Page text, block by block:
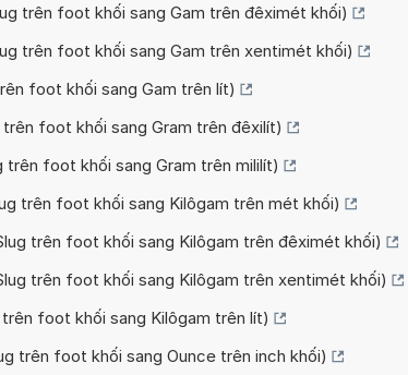
trên foot khối sang Gam trên đêximét khối)
trên foot khối sang Gam trên xentimét khối)
foot khối sang Gam trên lít)
foot khối sang Gram trên đêxilít)
foot khối sang Gram trên mililít)
trên foot khối sang Kilôgam trên mét khối)
trên foot khối sang Kilôgam trên đêximét khối)
trên foot khối sang Kilôgam trên xentimét khối)
foot khối sang Kilôgam trên lít)
trên foot khối sang Ounce trên inch khối)